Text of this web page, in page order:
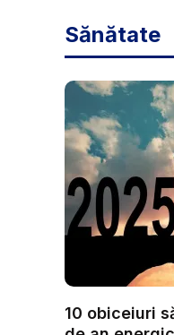
Sănătate
10 obiceiuri